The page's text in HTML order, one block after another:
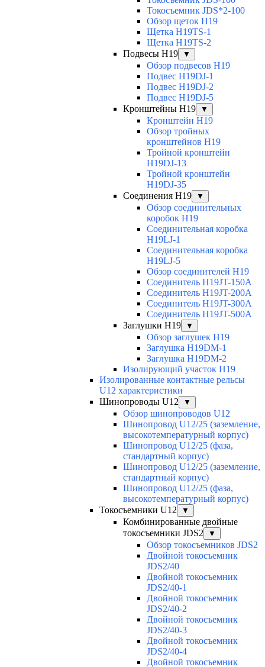
Токосъемник JDS*2-100
Обзор щеток H19
Щетка H19TS-1
Щетка H19TS-2
Подвесы H19
▼
Обзор подвесов H19
Подвес H19DJ-1
Подвес H19DJ-2
Подвес H19DJ-5
Кронштейны H19
▼
Кронштейн H19
Обзор тройных
кронштейнов H19
Тройной кронштейн
H19DJ-13
Тройной кронштейн
H19DJ-35
Соединения H19
▼
Обзор соединительных
коробок H19
Соединительная коробка
H19LJ-1
Соединительная коробка
H19LJ-5
Обзор соединителей H19
Соединитель H19JT-150A
Соединитель H19JT-200A
Соединитель H19JT-300A
Соединитель H19JT-500A
Заглушки H19
▼
Обзор заглушек H19
Заглушка H19DM-1
Заглушка H19DM-2
Изолирующий участок H19
Изолированные контактные рельсы
U12 характеристики
Шинопроводы U12
▼
Обзор шинопроводов U12
Шинопровод U12/25 (заземление,
высокотемпературный корпус)
Шинопровод U12/25 (фаза,
стандартный корпус)
Шинопровод U12/25 (заземление,
стандартный корпус)
Шинопровод U12/25 (фаза,
высокотемпературный корпус)
Токосъемники U12
▼
Комбинированные двойные
токосъемники JDS2
▼
Обзор токосъемников JDS2
Двойной токосъемник
JDS2/40
Двойной токосъемник
JDS2/40-1
Двойной токосъемник
JDS2/40-2
Двойной токосъемник
JDS2/40-3
Двойной токосъемник
JDS2/40-4
Двойной токосъемник